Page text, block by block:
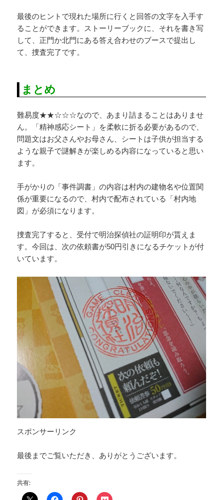
最後のヒントで現れた場所に行くと回答の文字を入手す
ることができます。ストーリーブックに、それを書き写
して、正門か北門にある答え合わせのブースで提出し
て、捜査完了です。
まとめ
難易度★★☆☆☆なので、あまり詰まることはありませ
ん。「精神感応シート」を柔軟に折る必要があるので、
問題文はお父さんやお母さん、シートは子供が担当する
ような親子で謎解きが楽しめる内容になっていると思い
ます。
手がかりの「事件調書」の内容は村内の建物名や位置関
係が重要になるので、村内で配布されている「村内地
図」が必須になります。
捜査完了すると、受付で明治探偵社の証明印が貰えま
す。今回は、次の依頼書が50円引きになるチケットが付
いています。
スポンサーリンク
最後までご覧いただき、ありがとうございます。
共有: